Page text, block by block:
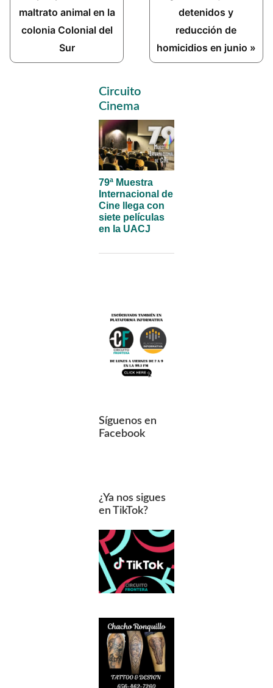
maltrato animal en la
colonia Colonial del
Sur
detenidos y
reducción de
homicidios en junio »
Primary
Sidebar
Circuito
Cinema
79ª Muestra
Internacional de
Cine llega con
siete películas
en la UACJ
Síguenos en
Facebook
¿Ya nos sigues
en TikTok?